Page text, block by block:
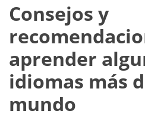
Consejos y
aprender
idiomas más
mundo